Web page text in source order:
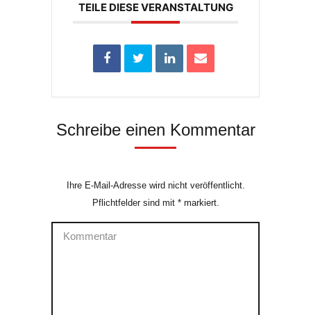
TEILE DIESE VERANSTALTUNG
Schreibe einen Kommentar
Ihre E-Mail-Adresse wird nicht veröffentlicht.
Pflichtfelder sind mit *markiert.
Kommentar